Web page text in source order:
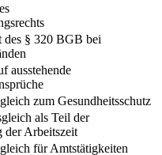
des § 320 BGB bei
ausstehende
zum Gesundheitsschutz
als Teil der
der Arbeitszeit
für Amtstätigkeiten